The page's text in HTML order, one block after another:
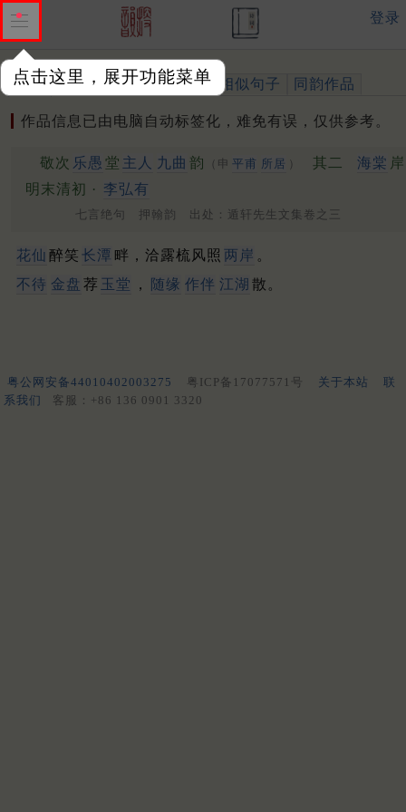
点击这里，展开功能菜单
登录
作品 标注四声 出处、引用 相似句子 同韵作品
作品信息已由电脑自动标签化，难免有误，仅供参考。
敬次 乐愚 堂 主人 九曲 韵 （申 平甫 所居 ） 其二 海棠 岸
明末清初 ·
李弘有
七言绝句 押翰韵 出处：遁轩先生文集卷之三
花仙 醉笑 长潭 畔，洽露梳风照 两岸 。
不待 金盘 荐 玉堂 ， 随缘 作伴 江湖 散。
粤公网安备44010402003275 粤ICP备17077571号 关于本站
联
系我们
客服：+86 136 0901 3320